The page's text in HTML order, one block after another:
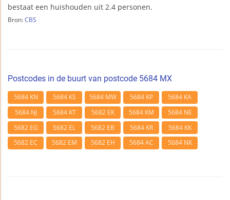
bestaat een huishouden uit 2.4 personen.
Bron: CBS
Postcodes in de buurt van postcode 5684 MX
5684 KN 5684 KS 5684 MW 5684 KP
5684 KA
5684 NJ
5684 KT 5682 EK 5684 KM
5684 NE
5682 EG
5682 EL 5682 EB 5684 KR
5684 KK
5682 EC
5682 EM 5682 EH 5684 AC 5684 NK